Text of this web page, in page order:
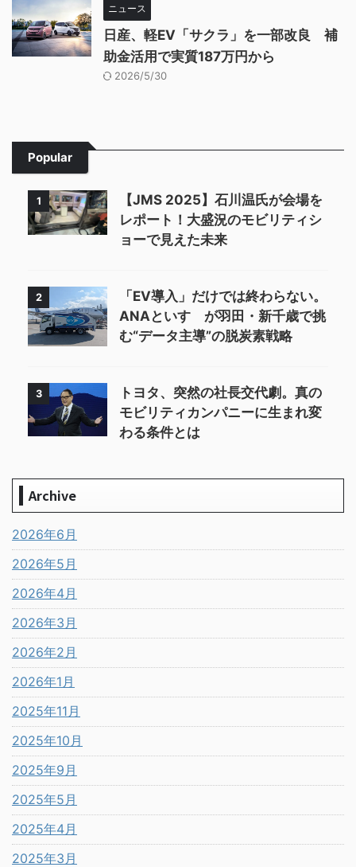
ニュース
日産、軽EV「サクラ」を一部改良 補
助金活用で実質187万円から
2026/5/30
Popular
1
【JMS 2025】石川温氏が会場を
レポート！大盛況のモビリティシ
ョーで見えた未来
2
「EV導入」だけでは終わらない。
ANAといすゞが羽田・新千歳で挑
む“データ主導”の脱炭素戦略
3
トヨタ、突然の社長交代劇。真の
モビリティカンパニーに生まれ変
わる条件とは
Archive
2026年6月
2026年5月
2026年4月
2026年3月
2026年2月
2026年1月
2025年11月
2025年10月
2025年9月
2025年5月
2025年4月
2025年3月